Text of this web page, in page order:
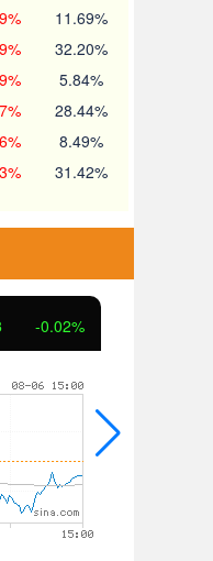
11.69%
32.20%
5.84%
28.44%
8.49%
31.42%
-0.02%